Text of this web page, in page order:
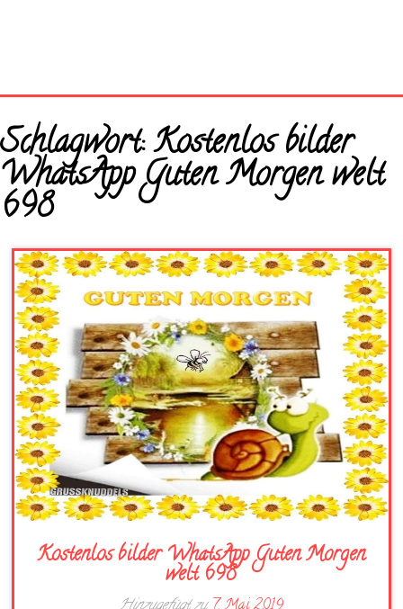
Startseite
Neue Bilder
Schlagwort:Kostenlos bilder
WhatsApp Guten Morgen welt
698
Kostenlos bilder WhatsApp Guten Morgen
welt 698